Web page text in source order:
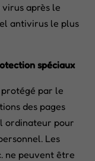
après le
antivirus le plus
spéciaux
protégé par le
des pages
ordinateur pour
Les
ne peuvent être